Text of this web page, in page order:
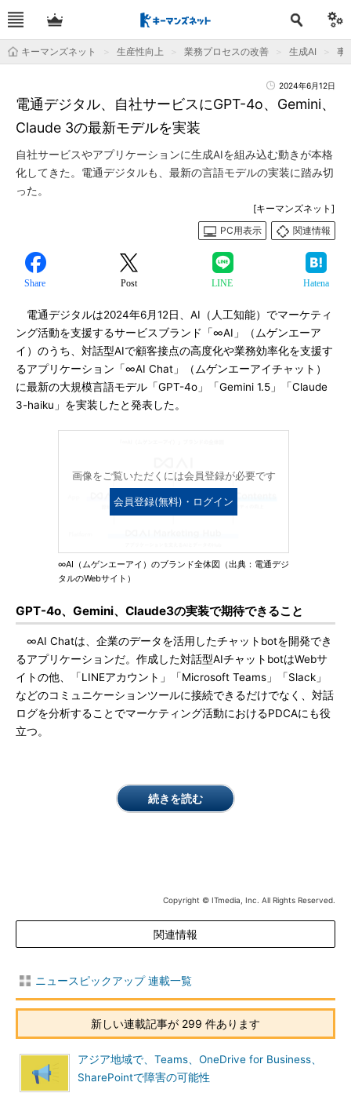
キーマンズネット 生産性向上 業務プロセスの改善 生成AI 事
2024年6月12日
電通デジタル、自社サービスにGPT-4o、Gemini、
Claude 3の最新モデルを実装
自社サービスやアプリケーションに生成AIを組み込む動きが本格
化してきた。電通デジタルも、最新の言語モデルの実装に踏み切
った。
[キーマンズネット]
PC用表示
関連情報
Share Post LINE Hatena
電通デジタルは2024年6月12日、AI（人工知能）でマーケティ
ング活動を支援するサービスブランド「∞AI」（ムゲンエーア
イ）のうち、対話型AIで顧客接点の高度化や業務効率化を支援す
るアプリケーション「∞AI Chat」（ムゲンエーアイチャット）
に最新の大規模言語モデル「GPT-4o」「Gemini 1.5」「Claude
3-haiku」を実装したと発表した。
画像をご覧いただくには会員登録が必要です
会員登録(無料)・ログイン
∞AI（ムゲンエーアイ）のブランド全体図（出典：電通デジ
タルのWebサイト）
GPT-4o、Gemini、Claude3の実装で期待できること
∞AI Chatは、企業のデータを活用したチャットbotを開発でき
るアプリケーションだ。作成した対話型AIチャットbotはWebサ
イトの他、「LINEアカウント」「Microsoft Teams」「Slack」
などのコミュニケーションツールに接続できるだけでなく、対話
ログを分析することでマーケティング活動におけるPDCAにも役
立つ。
続きを読む
Copyright © ITmedia, Inc. All Rights Reserved.
関連情報
ニュースピックアップ 連載一覧
新しい連載記事が 299 件あります
アジア地域で、Teams、OneDrive for Business、
SharePointで障害の可能性